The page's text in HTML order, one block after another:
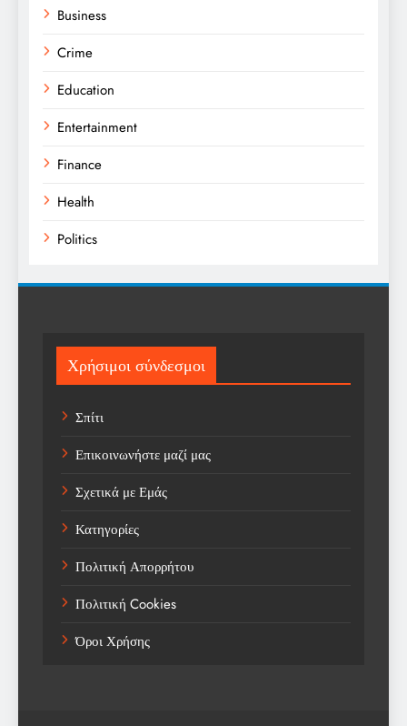
Business
Crime
Education
Entertainment
Finance
Health
Politics
Sport
Sports
Technology
Trending
Weather
Αγορά
Αγορά Εργασίας
Αγροτικά Νέα
Αεροπορία
Χρήσιμοι σύνδεσμοι
Σπίτι
Επικοινωνήστε μαζί μας
Σχετικά με Εμάς
Κατηγορίες
Πολιτική Απορρήτου
Πολιτική Cookies
Όροι Χρήσης